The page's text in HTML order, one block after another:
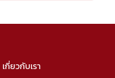
เกี่ยวกับเรา